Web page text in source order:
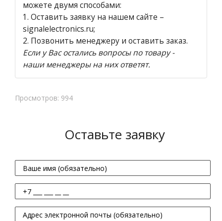
можете двумя способами:
1. Оставить заявку на нашем сайте –
signalelectronics.ru;
2. Позвонить менеджеру и оставить заказ.
Если у Вас остались вопросы по товару -
наши менеджеры на них ответят.
Просмотров: 994
Оставьте заявку